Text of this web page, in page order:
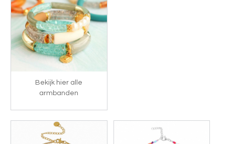
Bekijk hier alle
armbanden